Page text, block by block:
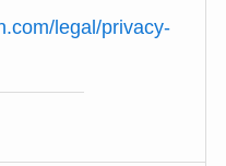
legal/privacy-